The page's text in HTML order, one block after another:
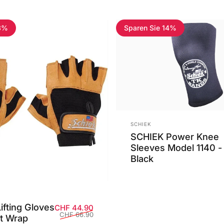
Gloves
Wrap
Verkaufspreis
CHF 44.90Normaler Preis
CHF 66.90
Sparen Sie 14%
Anbieter:
SCHIEK
SCHIEK Power Knee
Sleeves Model 1140 -
Black